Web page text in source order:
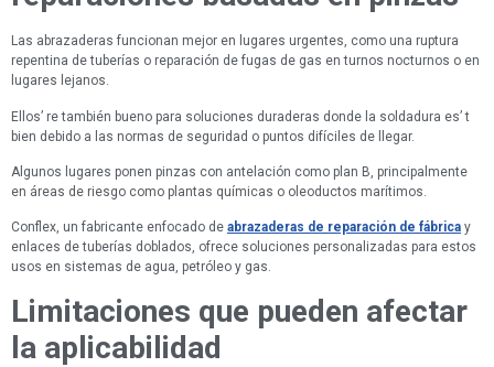
Las abrazaderas funcionan mejor en lugares urgentes, como una ruptura
repentina de tuberías o reparación de fugas de gas en turnos nocturnos o en
lugares lejanos.
Ellos’ re también bueno para soluciones duraderas donde la soldadura es’ t
bien debido a las normas de seguridad o puntos difíciles de llegar.
Algunos lugares ponen pinzas con antelación como plan B, principalmente
en áreas de riesgo como plantas químicas o oleoductos marítimos.
Conflex, un fabricante enfocado de abrazaderas de reparación de fábrica y
enlaces de tuberías doblados, ofrece soluciones personalizadas para estos
usos en sistemas de agua, petróleo y gas.
Limitaciones que pueden afectar
la aplicabilidad